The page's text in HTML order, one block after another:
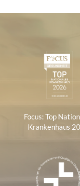
Zertifikate
Focus: Top
Krankenhaus